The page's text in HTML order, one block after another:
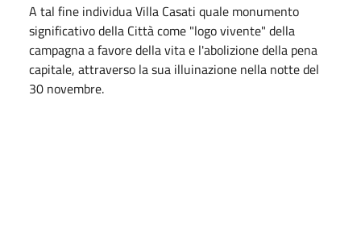
A tal fine individua Villa Casati quale monumento
significativo della Città come "logo vivente" della
campagna a favore della vita e l'abolizione della pena
capitale, attraverso la sua illuinazione nella notte del
30 novembre.